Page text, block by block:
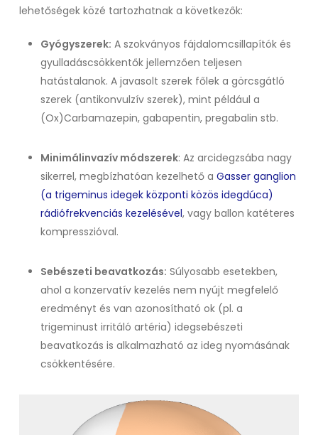
lehetőségek közé tartozhatnak a következők:
Gyógyszerek: A szokványos fájdalomcsillapítók és
gyulladáscsökkentők jellemzően teljesen
hatástalanok. A javasolt szerek főlek a görcsgátló
szerek (antikonvulzív szerek), mint például a
(Ox)Carbamazepin, gabapentin, pregabalin stb.
Minimálinvazív módszerek: Az arcidegzsába nagy
sikerrel, megbízhatóan kezelhető a Gasser ganglion
(a trigeminus idegek központi közös idegdúca)
rádiófrekvenciás kezelésével, vagy ballon katéteres
kompresszióval.
Sebészeti beavatkozás: Súlyosabb esetekben,
ahol a konzervatív kezelés nem nyújt megfelelő
eredményt és van azonosítható ok (pl. a
trigeminust irritáló artéria) idegsebészeti
beavatkozás is alkalmazható az ideg nyomásának
csökkentésére.